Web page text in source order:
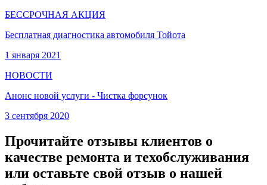
БЕССРОЧНАЯ АКЦИЯ
Бесплатная диагностика автомобиля Тойота
1 января 2021
НОВОСТИ
Анонс новой услуги - Чистка форсунок
3 сентября 2020
Прочитайте отзывы клиентов о
качестве ремонта и техобслуживания
или оставьте свой отзыв о нашей